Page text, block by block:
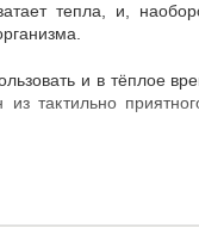
тепла, и,
и в тёплое
тактильно
с помощью 4-х